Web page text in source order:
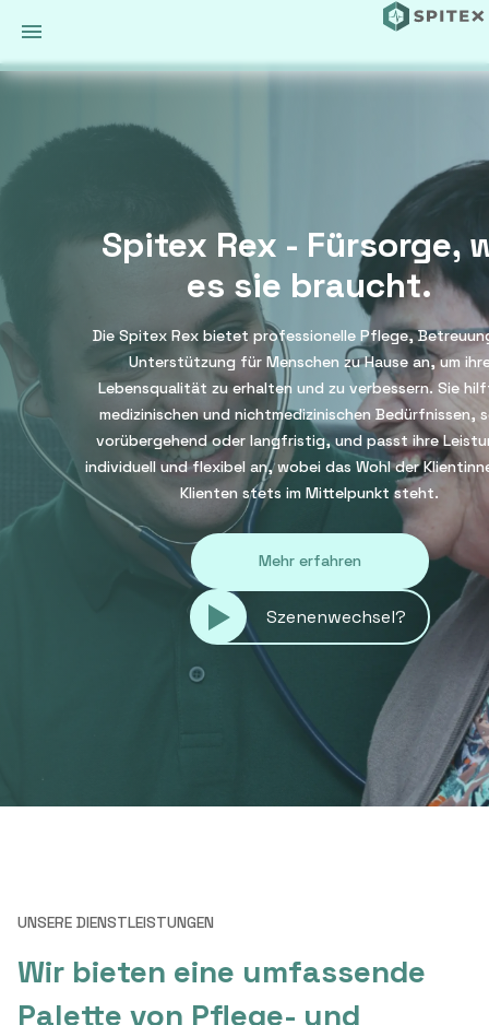
Spitex Rex - Fürsorge,
es sie braucht.
Die Spitex Rex bietet professionelle Pflege,
Unterstützung für Menschen zu Hause an, um
Lebensqualität zu erhalten und zu verbessern. Sie
medizinischen und nichtmedizinischen Bedürfnissen,
vorübergehend oder langfristig, und passt ihre
individuell und flexibel an, wobei das Wohl der
Klienten stets im Mittelpunkt steht.
Mehr erfahren
Szenenwechsel?
UNSERE DIENSTLEISTUNGEN
Wir bieten eine umfassende
Palette von Pflege- und